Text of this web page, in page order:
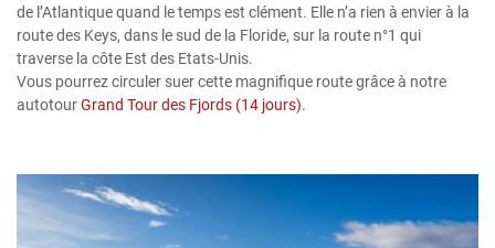
de l’Atlantique quand le temps est clément. Elle n’a rien à envier à la
route des Keys, dans le sud de la Floride, sur la route n°1 qui
traverse la côte Est des Etats-Unis.
Vous pourrez circuler suer cette magnifique route grâce à notre
autotourGrand Tour des Fjords (14 jours).